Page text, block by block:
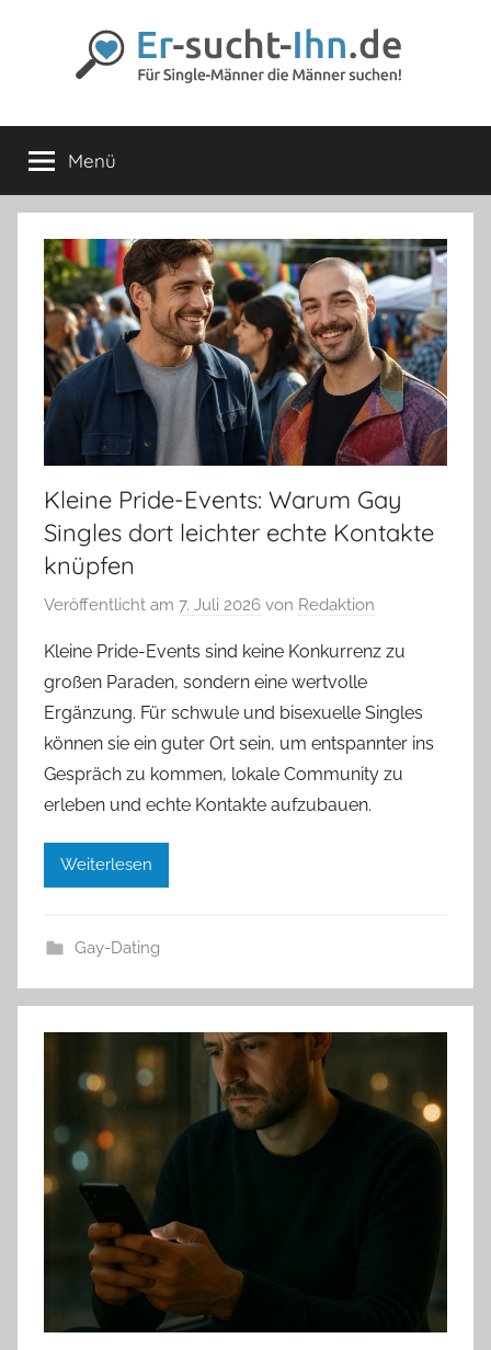
Er-
sucht-
Ihn.de
die
Männer
lieben
Menü
Kleine Pride-Events: Warum Gay
Singles dort leichter echte Kontakte
knüpfen
Veröffentlicht am 7. Juli 2026 von Redaktion
Kleine Pride-Events sind keine Konkurrenz zu
großen Paraden, sondern eine wertvolle
Ergänzung. Für schwule und bisexuelle Singles
können sie ein guter Ort sein, um entspannter ins
Gespräch zu kommen, lokale Community zu
erleben und echte Kontakte aufzubauen.
Weiterlesen
Gay-Dating